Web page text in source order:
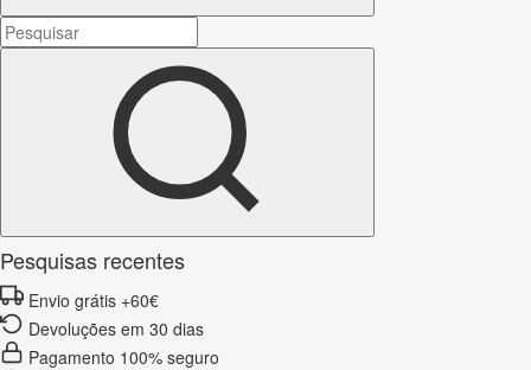
Pesquisas recentes
Envio grátis +60€
Devoluções em 30 dias
Pagamento 100% seguro